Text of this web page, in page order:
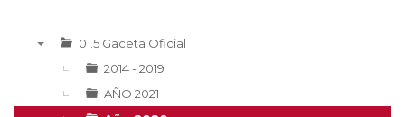
01.5 Gaceta Oficial
2014 - 2019
AÑO 2021